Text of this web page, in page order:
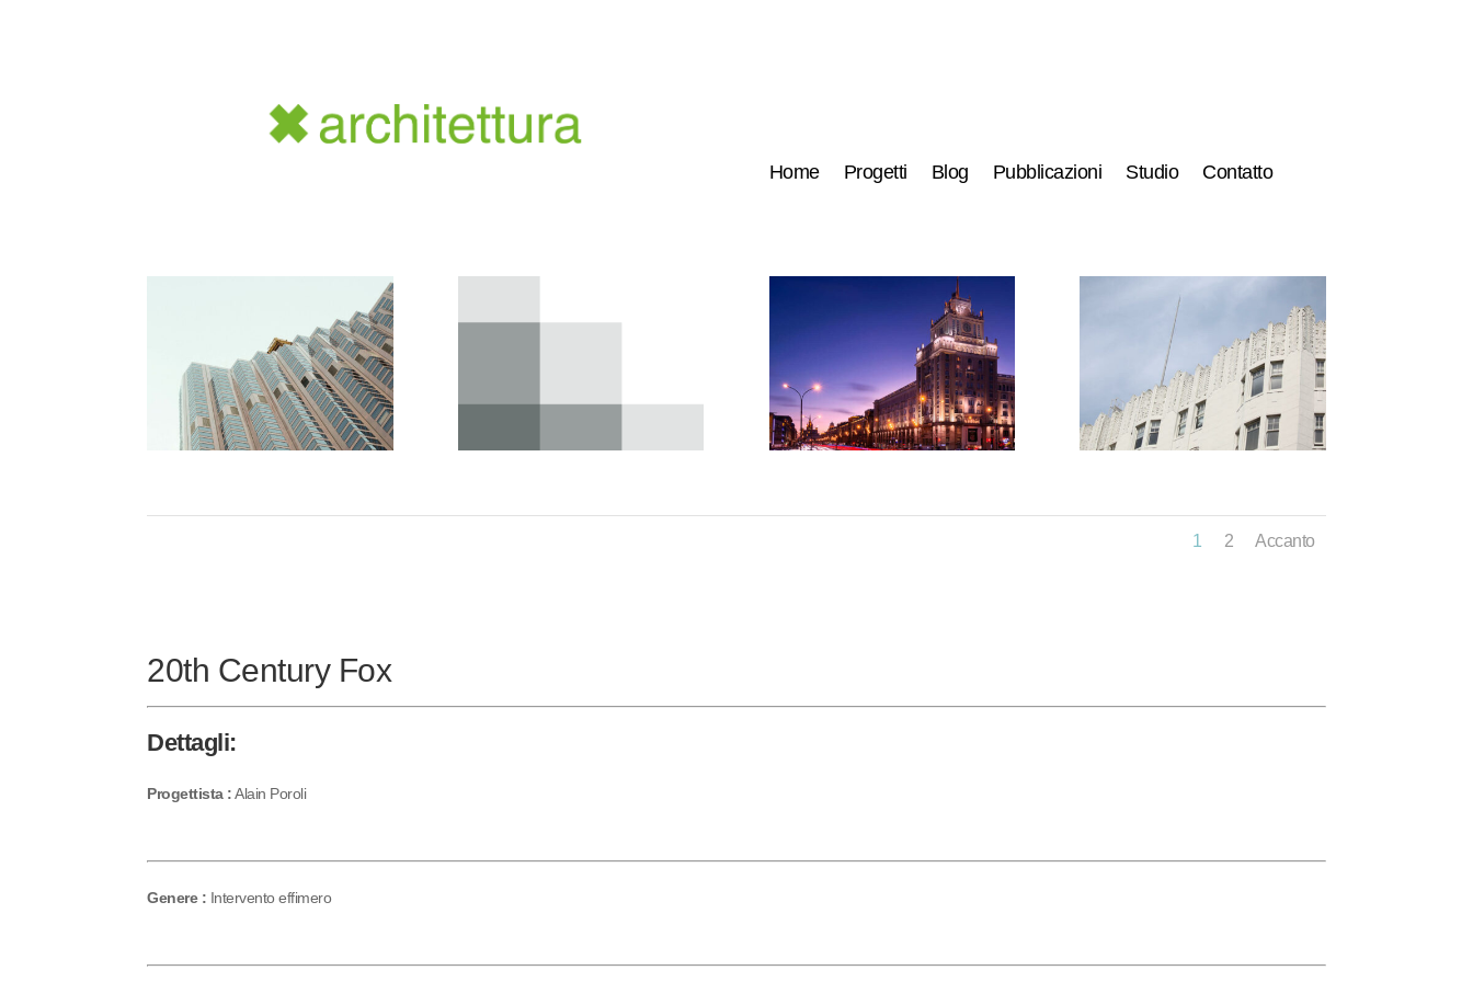
Home Progetti Blog Pubblicazioni Studio Contatto
1 2 Accanto
20th Century Fox
Dettagli:
Progettista :Alain Poroli
Genere : Intervento effimero